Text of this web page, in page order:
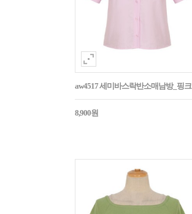
aw4517 세미바스락반소매남방_핑크
8,900원